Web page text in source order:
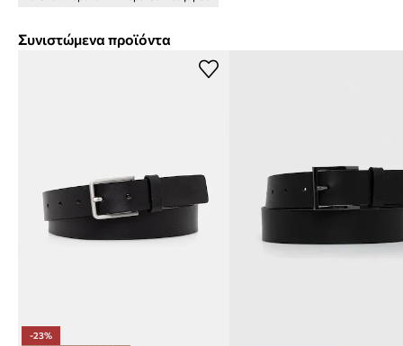
Συνιστώμενα προϊόντα
-23%